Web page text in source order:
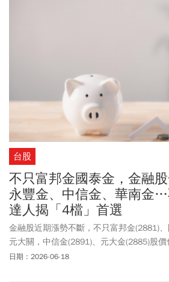
台股
不只富邦金國泰金，金融
永豐金、中信金、華南金…
達人揭「4檔」首選
金融股近期漲勢不斷，不只富邦金(2881)
元大關，中信金(2891)、元大金(2885)股
度改寫70元新高。週四(6/18)包括華南金
日期：2026-06-18